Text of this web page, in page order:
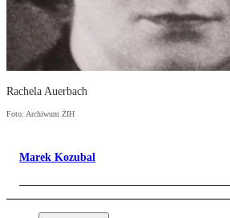
Rachela Auerbach
Foto: Archiwum ŻIH
Marek Kozubal